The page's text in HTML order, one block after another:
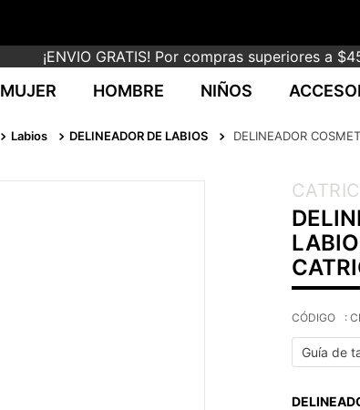
¡ENVIO GRATIS! Por compras superiores a
MUJER HOMBRE NIÑOS
Labios DELINEADOR DE LABIOS DELINEADOR
:
Guía de